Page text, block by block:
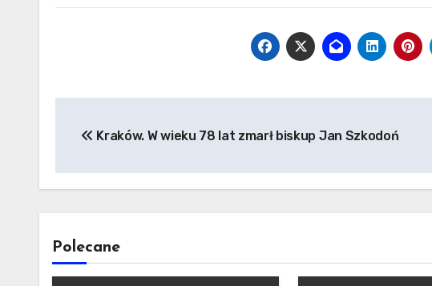
wpisuKraków. W wieku 78 lat zmarł biskup Jan Szkodoń
Polecane